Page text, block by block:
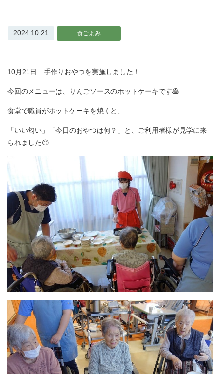
2024.10.21 食ごよみ
10月21日 手作りおやつを実施しました！
今回のメニューは、りんごソースのホットケーキです🥞
食堂で職員がホットケーキを焼くと、
「いい匂い」「今日のおやつは何？」と、ご利用者様が見学に来
られました😊